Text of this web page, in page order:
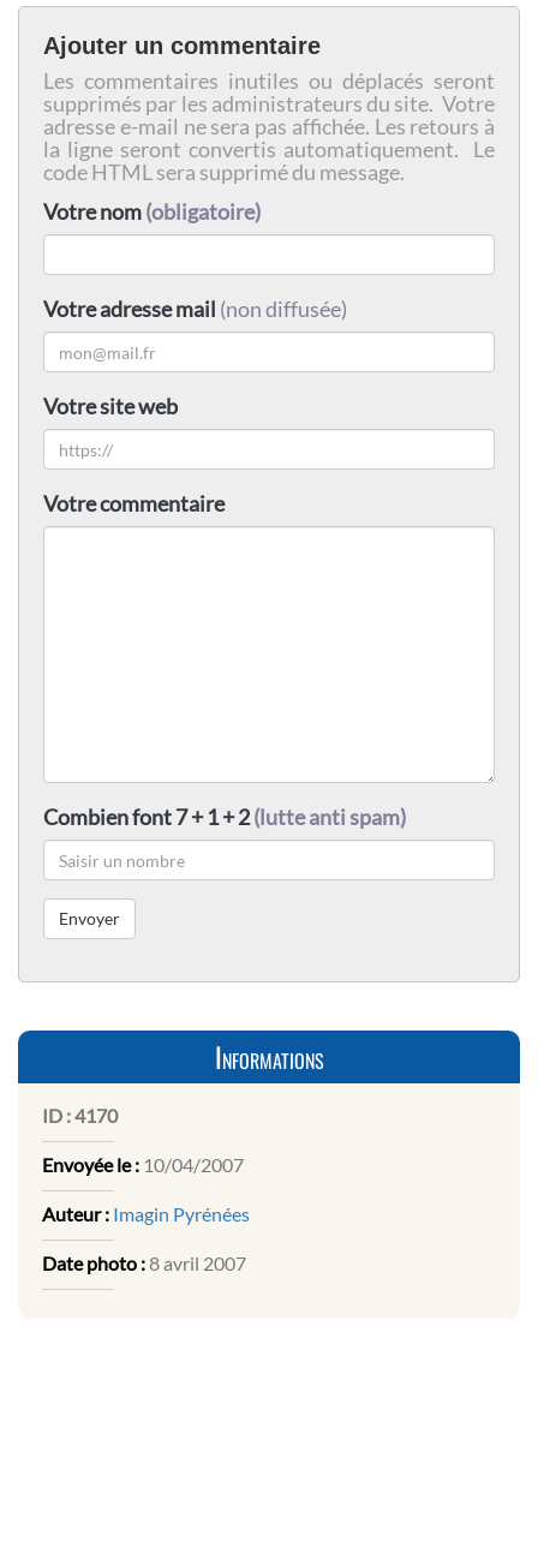
Ajouter un commentaire
Les commentaires inutiles ou déplacés seront
supprimés par les administrateurs du site. Votre
adresse e-mail ne sera pas affichée. Les retours à
la ligne seront convertis automatiquement. Le
code HTML sera supprimé du message.
Votre nom(obligatoire)
Votre adresse mail (non diffusée)
Votre site web
Votre commentaire
Combien font 7 + 1 + 2(lutte anti spam)
Informations
ID :4170
Envoyée le : 10/04/2007
Auteur : Imagin Pyrénées
Date photo :8 avril 2007